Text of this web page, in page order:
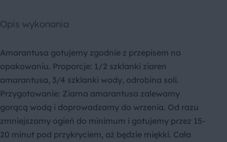
Opis wykonania
Amarantusa gotujemy zgodnie z przepisem na
opakowaniu. Proporcje: 1/2 szklanki ziaren
amarantusa, 3/4 szklanki wody, odrobina soli.
Przygotowanie: Ziarna amarantusa zalewamy
gorącą wodą i doprowadzamy do wrzenia. Od razu
zmniejszamy ogień do minimum i gotujemy przez 15-
20 minut pod przykryciem, aż będzie miękki. Cała